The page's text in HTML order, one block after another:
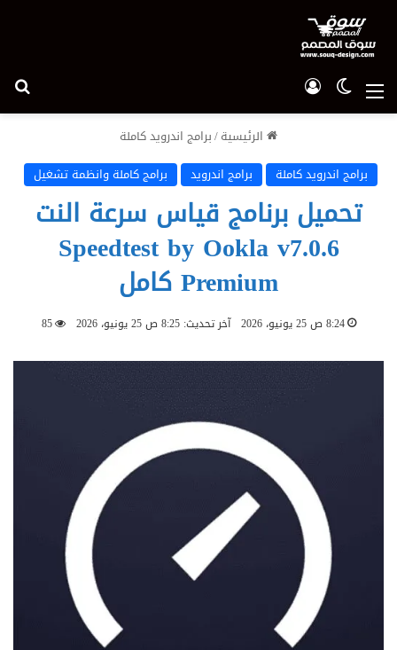
القائمة الوضع المظلم
الرئيسية/برامج اندرويد كاملة
برامج اندرويد كاملة
برامج اندرويد برامج كاملة وانظمة تشغيل
تحميل برنامج قياس سرعة النت
Speedtest by Ookla v7.0.6
Premium كامل
8:24 ص 25 يونيو، 2026 آخر تحديث: 8:25 ص 25 يونيو، 2026 85